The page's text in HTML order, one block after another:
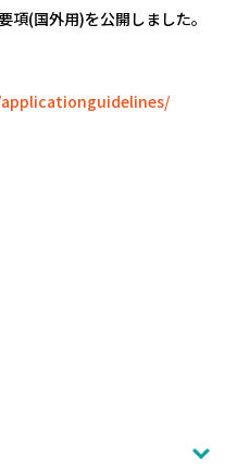
項(国外用)を公開しました。